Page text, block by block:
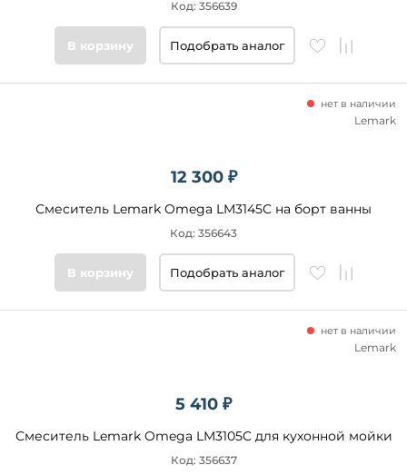
Код: 356639
В корзину Подобрать аналог
12 300 ₽
Смеситель Lemark Omega LM3145C на борт ванны
нет в наличии
Код: 356643
Lemark
В корзину Подобрать аналог
5 410 ₽
Смеситель Lemark Omega LM3105C для кухонной мойки
нет в наличии
Код: 356637
Lemark